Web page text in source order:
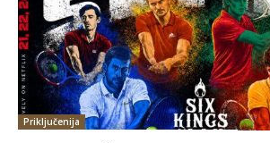
Priključenija